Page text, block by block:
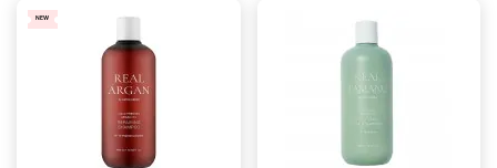
NEW